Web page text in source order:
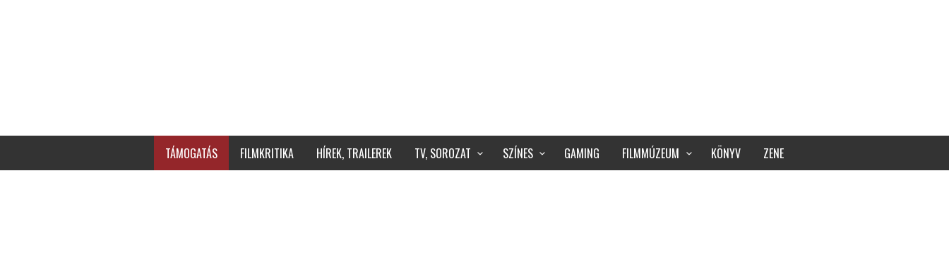
TÁMOGATÁS FILMKRITIKA HÍREK, TRAILEREK TV, SOROZAT SZÍNES GAMING FILMMÚZEUM KÖNYV ZENE